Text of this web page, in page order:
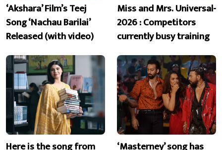
‘Akshara’ Film’s Teej
Song ‘Nachau Barilai’
Released (with video)
Miss and Mrs. Universal-
2026 : Competitors
currently busy training
Here is the song from
‘Masterney’ song has